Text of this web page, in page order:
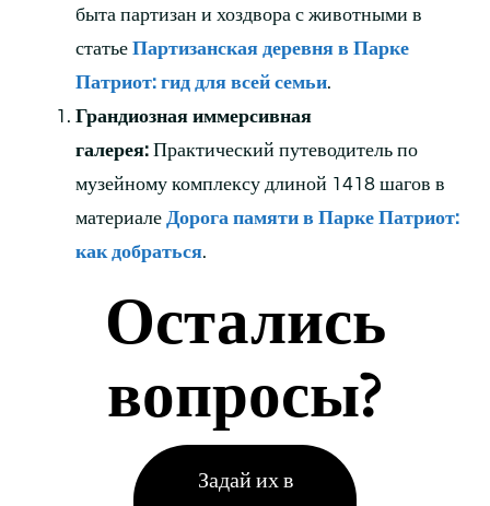
быта партизан и хоздвора с животными в
статье Партизанская деревня в Парке
Патриот: гид для всей семьи.
Грандиозная иммерсивная
галерея: Практический путеводитель по
музейному комплексу длиной 1418 шагов в
материале Дорога памяти в Парке Патриот:
как добраться.
Остались
вопросы?
Задай их в